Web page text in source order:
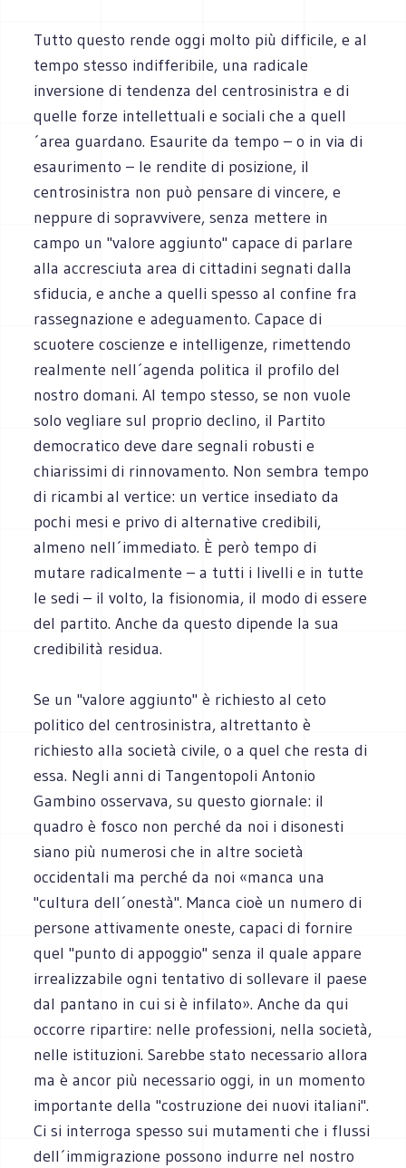
Tutto questo rende oggi molto più difficile, e al
tempo stesso indifferibile, una radicale
inversione di tendenza del centrosinistra e di
quelle forze intellettuali e sociali che a quell
´area guardano. Esaurite da tempo – o in via di
esaurimento – le rendite di posizione, il
centrosinistra non può pensare di vincere, e
neppure di sopravvivere, senza mettere in
campo un "valore aggiunto" capace di parlare
alla accresciuta area di cittadini segnati dalla
sfiducia, e anche a quelli spesso al confine fra
rassegnazione e adeguamento. Capace di
scuotere coscienze e intelligenze, rimettendo
realmente nell´agenda politica il profilo del
nostro domani. Al tempo stesso, se non vuole
solo vegliare sul proprio declino, il Partito
democratico deve dare segnali robusti e
chiarissimi di rinnovamento. Non sembra tempo
di ricambi al vertice: un vertice insediato da
pochi mesi e privo di alternative credibili,
almeno nell´immediato. È però tempo di
mutare radicalmente – a tutti i livelli e in tutte
le sedi – il volto, la fisionomia, il modo di essere
del partito. Anche da questo dipende la sua
credibilità residua.
Se un "valore aggiunto" è richiesto al ceto
politico del centrosinistra, altrettanto è
richiesto alla società civile, o a quel che resta di
essa. Negli anni di Tangentopoli Antonio
Gambino osservava, su questo giornale: il
quadro è fosco non perché da noi i disonesti
siano più numerosi che in altre società
occidentali ma perché da noi «manca una
"cultura dell´onestà". Manca cioè un numero di
persone attivamente oneste, capaci di fornire
quel "punto di appoggio" senza il quale appare
irrealizzabile ogni tentativo di sollevare il paese
dal pantano in cui si è infilato». Anche da qui
occorre ripartire: nelle professioni, nella società,
nelle istituzioni. Sarebbe stato necessario allora
ma è ancor più necessario oggi, in un momento
importante della "costruzione dei nuovi italiani".
Ci si interroga spesso sui mutamenti che i flussi
dell´immigrazione possono indurre nel nostro